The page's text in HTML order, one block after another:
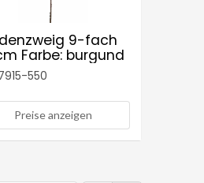
9-fach
Farbe: burgund
550
Preise anzeigen